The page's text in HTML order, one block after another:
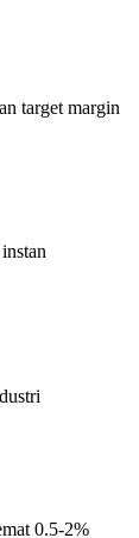
target margin
0.5-2%